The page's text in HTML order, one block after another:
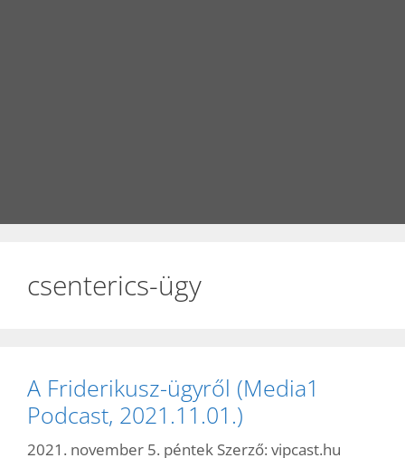
csenterics-ügy
A Friderikusz-ügyről (Media1
Podcast, 2021.11.01.)
2021. november 5. péntek Szerző: vipcast.hu